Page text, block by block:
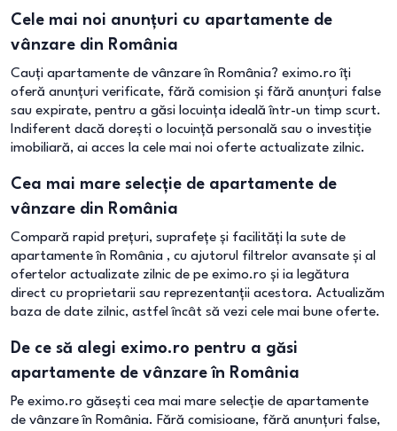
Cele mai noi anunțuri cu apartamente de
vânzare din România
Cauți apartamente de vânzare în România? eximo.ro îți
oferă anunțuri verificate, fără comision și fără anunțuri false
sau expirate, pentru a găsi locuința ideală într-un timp scurt.
Indiferent dacă dorești o locuință personală sau o investiție
imobiliară, ai acces la cele mai noi oferte actualizate zilnic.
Cea mai mare selecție de apartamente de
vânzare din România
Compară rapid prețuri, suprafețe și facilități la sute de
apartamente în România , cu ajutorul filtrelor avansate și al
ofertelor actualizate zilnic de pe eximo.ro și ia legătura
direct cu proprietarii sau reprezentanții acestora. Actualizăm
baza de date zilnic, astfel încât să vezi cele mai bune oferte.
De ce să alegi eximo.ro pentru a găsi
apartamente de vânzare în România
Pe eximo.ro găsești cea mai mare selecție de apartamente
de vânzare în România. Fără comisioane, fără anunțuri false,